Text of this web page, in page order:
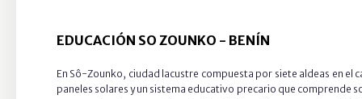
EDUCACIÓN SO ZOUNKO - BENÍN
En Sô-Zounko, ciudad lacustre compuesta por siete aldeas en
paneles solares y un sistema educativo precario que comprende